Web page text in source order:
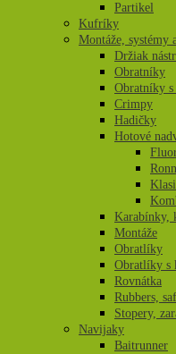
Partikel
Kufríky
Montáže, systémy
Držiak
Obratníky
Obratníky
Crimpy
Hadičky
Hotové
Karabínky,
Montáže
Obratlíky
Obratlíky s
Rovnátka
Rubbers,
Stopery,
Navijaky
Baitrunner